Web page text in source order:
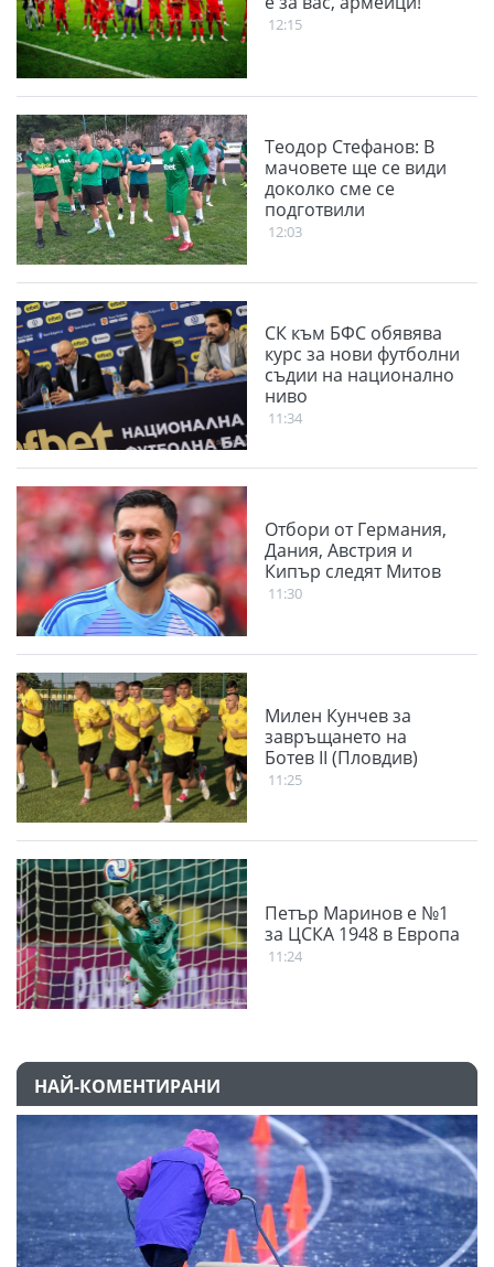
12:15
Теодор Стефанов: В
мачовете ще се види
доколко сме се
подготвили
12:03
СК към БФС обявява
курс за нови футболни
съдии на национално
ниво
11:34
Отбори от Германия,
Дания, Австрия и
Кипър следят Митов
11:30
Милен Кунчев за
завръщането на
Ботев II (Пловдив)
11:25
Петър Маринов е №1
за ЦСКА 1948 в Европа
11:24
НАЙ-КОМЕНТИРАНИ